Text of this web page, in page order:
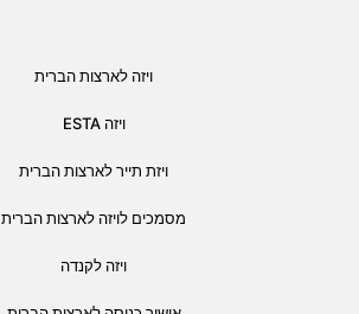
ויזה לארצות הברית
ויזה ESTA
ויזת תייר לארצות הברית
מסמכים לויזה לארצות הברית
ויזה לקנדה